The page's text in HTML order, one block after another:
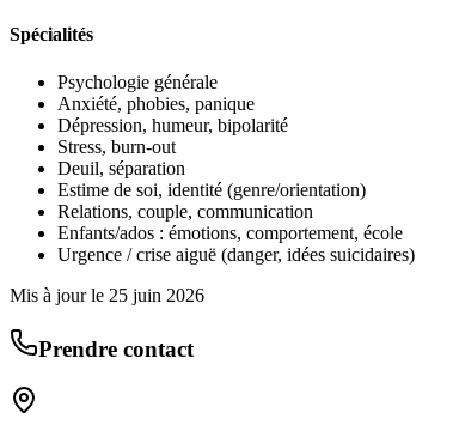
Spécialités
Psychologie générale
Anxiété, phobies, panique
Dépression, humeur, bipolarité
Stress, burn-out
Deuil, séparation
Estime de soi, identité (genre/orientation)
Relations, couple, communication
Enfants/ados : émotions, comportement, école
Urgence / crise aiguë (danger, idées suicidaires)
Mis à jour le 25 juin 2026
Prendre contact